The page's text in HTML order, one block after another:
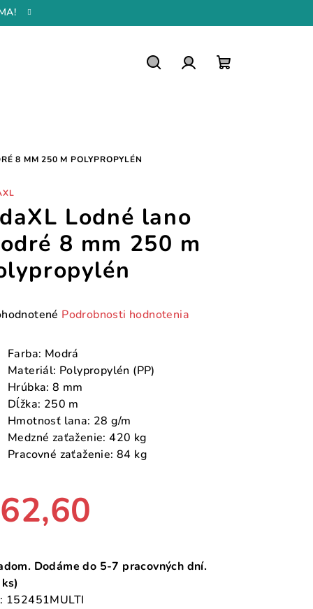
8 MM 250 M POLYPROPYLÉN
Lodné lano
8 mm 250 m
Podrobnosti hodnotenia
Farba: Modrá
Materiál: Polypropylén (PP)
Hrúbka: 8 mm
Dĺžka: 250 m
Hmotnosť lana: 28 g/m
Medzné zaťaženie: 420 kg
Pracovné zaťaženie: 84 kg
Dodáme do 5-7 pracovných dní.
152451MULTI